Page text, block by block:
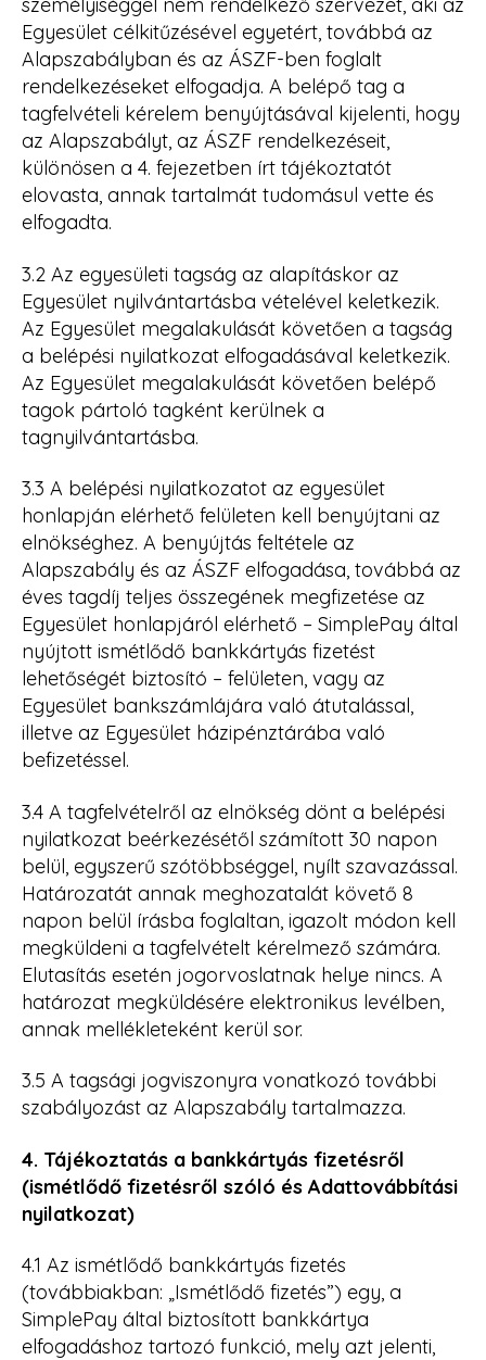
Egyesület célkitűzésével egyetért, továbbá az
Alapszabályban és az ÁSZF-ben foglalt
rendelkezéseket elfogadja. A belépő tag a
tagfelvételi kérelem benyújtásával kijelenti, hogy
az Alapszabályt, az ÁSZF rendelkezéseit,
különösen a 4. fejezetben írt tájékoztatót
elovasta, annak tartalmát tudomásul vette és
elfogadta.
3.2 Az egyesületi tagság az alapításkor az
Egyesület nyilvántartásba vételével keletkezik.
Az Egyesület megalakulását követően a tagság
a belépési nyilatkozat elfogadásával keletkezik.
Az Egyesület megalakulását követően belépő
tagok pártoló tagként kerülnek a
tagnyilvántartásba.
3.3 A belépési nyilatkozatot az egyesület
honlapján elérhető felületen kell benyújtani az
elnökséghez. A benyújtás feltétele az
Alapszabály és az ÁSZF elfogadása, továbbá az
éves tagdíj teljes összegének megfizetése az
Egyesület honlapjáról elérhető – SimplePay által
nyújtott ismétlődő bankkártyás fizetést
lehetőségét biztosító – felületen, vagy az
Egyesület bankszámlájára való átutalással,
illetve az Egyesület házipénztárába való
befizetéssel.
3.4 A tagfelvételről az elnökség dönt a belépési
nyilatkozat beérkezésétől számított 30 napon
belül, egyszerű szótöbbséggel, nyílt szavazással.
Határozatát annak meghozatalát követő 8
napon belül írásba foglaltan, igazolt módon kell
megküldeni a tagfelvételt kérelmező számára.
Elutasítás esetén jogorvoslatnak helye nincs. A
határozat megküldésére elektronikus levélben,
annak mellékleteként kerül sor.
3.5 A tagsági jogviszonyra vonatkozó további
szabályozást az Alapszabály tartalmazza.
4. Tájékoztatás a bankkártyás fizetésről
(ismétlődő fizetésről szóló és Adattovábbítási
nyilatkozat)
4.1 Az ismétlődő bankkártyás fizetés
(továbbiakban: „Ismétlődő fizetés”) egy, a
SimplePay által biztosított bankkártya
elfogadáshoz tartozó funkció, mely azt jelenti,